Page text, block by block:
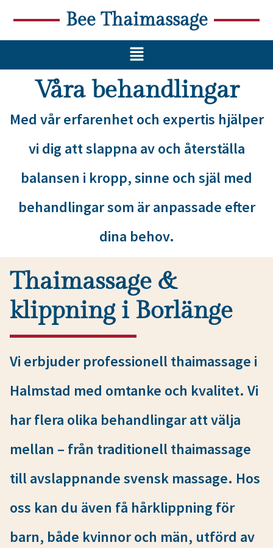
Bee Thaimassage
Våra behandlingar
Med vår erfarenhet och expertis hjälper
vi dig att slappna av och återställa
balansen i kropp, sinne och själ med
behandlingar som är anpassade efter
dina behov.
Thaimassage &
klippning i Borlänge
Vi erbjuder professionell thaimassage i
Halmstad med omtanke och kvalitet. Vi
har flera olika behandlingar att välja
mellan – från traditionell thaimassage
till avslappnande svensk massage. Hos
oss kan du även få hårklippning för
barn, både kvinnor och män, utförd av